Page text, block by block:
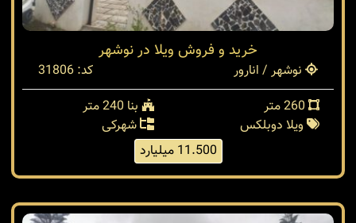
خرید و فروش ویلا در نوشهر
نوشهر / انارور
کد: 31806
بنا 240 متر
ویلا دوبلکس
شهرکی
11.500 میلیارد